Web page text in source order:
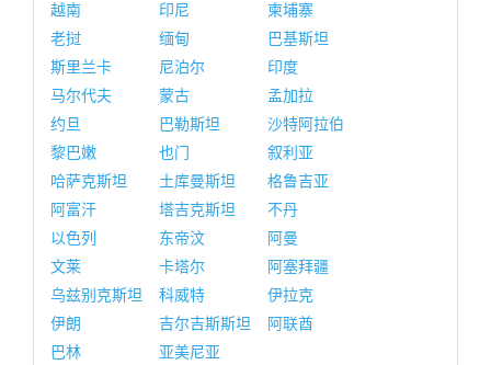
越南
印尼
柬埔寨
老挝
缅甸
巴基斯坦
斯里兰卡
尼泊尔
印度
马尔代夫
蒙古
孟加拉
约旦
巴勒斯坦
沙特阿拉伯
黎巴嫩
也门
叙利亚
哈萨克斯坦
土库曼斯坦
格鲁吉亚
阿富汗
塔吉克斯坦
不丹
以色列
东帝汶
阿曼
文莱
卡塔尔
阿塞拜疆
乌兹别克斯坦
科威特
伊拉克
伊朗
吉尔吉斯斯坦
阿联酋
巴林
亚美尼亚